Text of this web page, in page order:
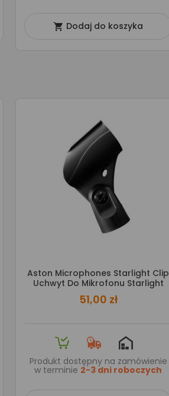
 Dodaj do koszyka
Aston Microphones Starlight Clip
Uchwyt Do Mikrofonu Starlight
51,00 zł
Produkt dostępny na zamówienie
w terminie 2-3 dni roboczych